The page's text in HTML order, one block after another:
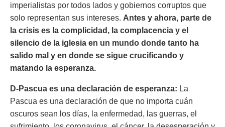
imperialistas por todos lados y gobiernos corruptos que
solo representan sus intereses. Antes y ahora, parte de
la crisis es la complicidad, la complacencia y el
silencio de la iglesia en un mundo donde tanto ha
salido mal y en donde se sigue crucificando y
matando la esperanza.
D-Pascua es una declaración de esperanza: La
Pascua es una declaración de que no importa cuán
oscuros sean los días, la enfermedad, las guerras, el